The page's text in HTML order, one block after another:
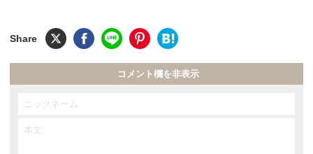
コメント欄を非表示